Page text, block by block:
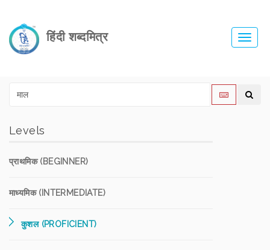
हिंदी शब्दमित्र
Levels
प्राथमिक (BEGINNER)
माध्यमिक (INTERMEDIATE)
कुशल (PROFICIENT)